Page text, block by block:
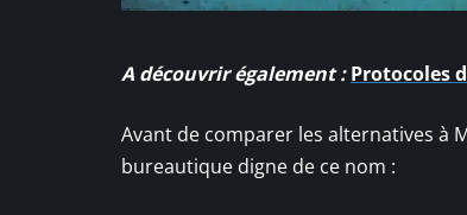
A découvrir également : Protocoles
Avant de comparer les alternatives à
bureautique digne de ce nom :